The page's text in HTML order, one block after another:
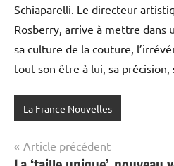
Schiaparelli. Le directeur
Rosberry, arrive à mettre dans
sa culture de la couture,
tout son être à lui, sa précision,
La France Nouvelles
Navigation
Article précédent